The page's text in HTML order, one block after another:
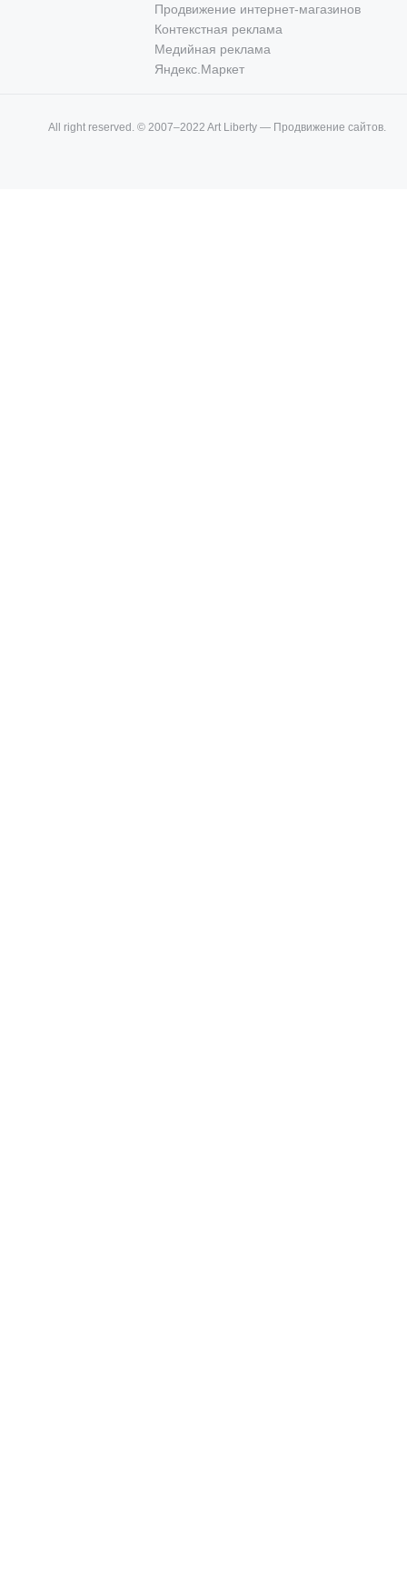
Продвижение интернет-магазинов
Контекстная реклама
Медийная реклама
Яндекс.Маркет
All right reserved. © 2007–2022 Art Liberty — Продвижение сайтов.